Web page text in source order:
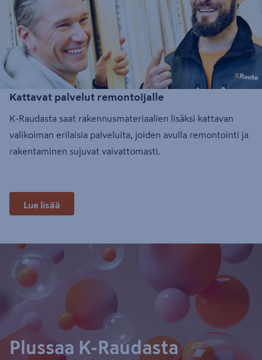
Kattavat palvelut remontoijalle
K-Raudasta saat rakennusmateriaalien lisäksi kattavan
valikoiman erilaisia palveluita, joiden avulla remontointi ja
rakentaminen sujuvat vaivattomasti.
Lue lisää
Plussaa K-Raudasta